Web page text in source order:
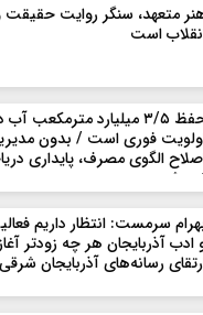
متعهد، سنگر روایت حقیقت
است
حفظ ۳/۵ میلیارد مترمکعب
فوری است / بدون
الگوی مصرف، پایداری
نمی‌شود
سرمست: انتظار داریم
ادب آذربایجان هر چه زودتر
رسانه‌های آذربایجان شرقی